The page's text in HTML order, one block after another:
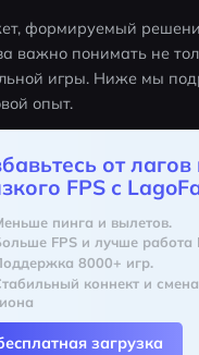
формируемый
важно понимать не
игры. Ниже мы
опыт.
от лагов
FPS с
пинга и вылетов.
FPS и лучше работа
8000+ игр.
коннект и смена
загрузка